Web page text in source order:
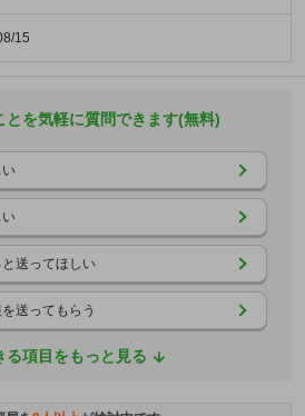
15
とを気軽に質問できます(無料)
送ってほしい
送ってもらう
る項目をもっと見る